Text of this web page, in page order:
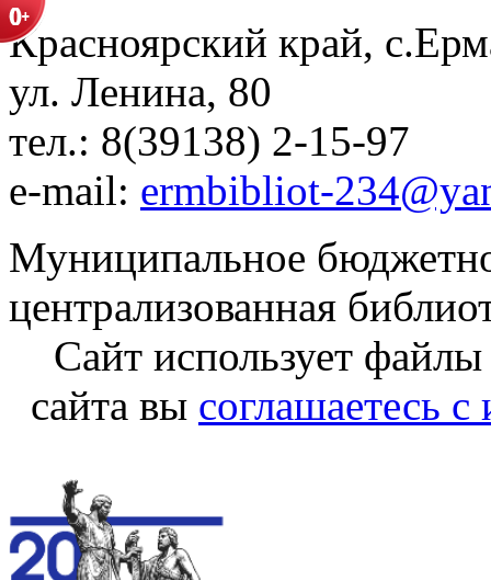
Красноярский край,
ул. Ленина, 80
тел.: 8(39138) 2-15-97
e-mail: ermbibliot-
Муниципальное
централизованная
Сайт использует
сайта вы соглашаетесь